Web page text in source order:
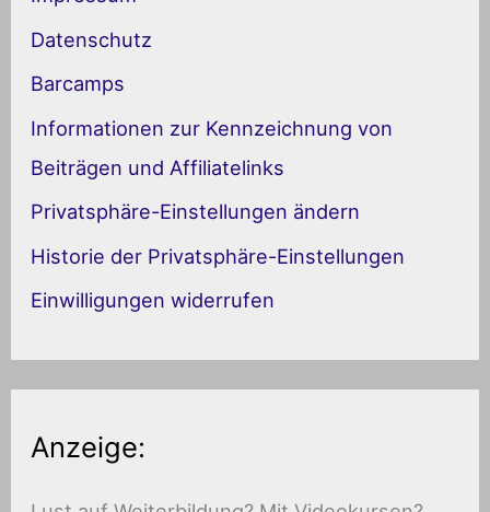
Datenschutz
Barcamps
Informationen zur Kennzeichnung von
Beiträgen und Affiliatelinks
Privatsphäre-Einstellungen ändern
Historie der Privatsphäre-Einstellungen
Einwilligungen widerrufen
Anzeige:
t
e
e
n